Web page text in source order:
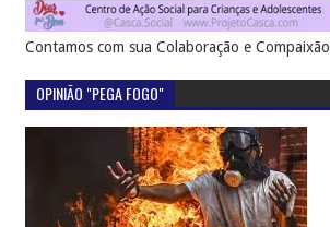
Contamos com sua Colaboração e Compaixão
OPINIÃO "PEGA FOGO"